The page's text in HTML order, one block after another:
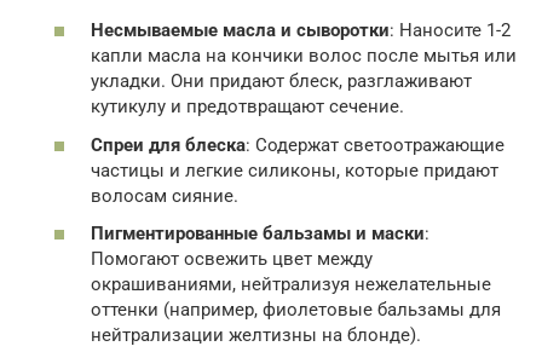
Несмываемые масла и сыворотки: Наносите 1-2
капли масла на кончики волос после мытья или
укладки. Они придают блеск, разглаживают
кутикулу и предотвращают сечение.
Спреи для блеска: Содержат светоотражающие
частицы и легкие силиконы, которые придают
волосам сияние.
Пигментированные бальзамы и маски:
Помогают освежить цвет между
окрашиваниями, нейтрализуя нежелательные
оттенки (например, фиолетовые бальзамы для
нейтрализации желтизны на блонде).